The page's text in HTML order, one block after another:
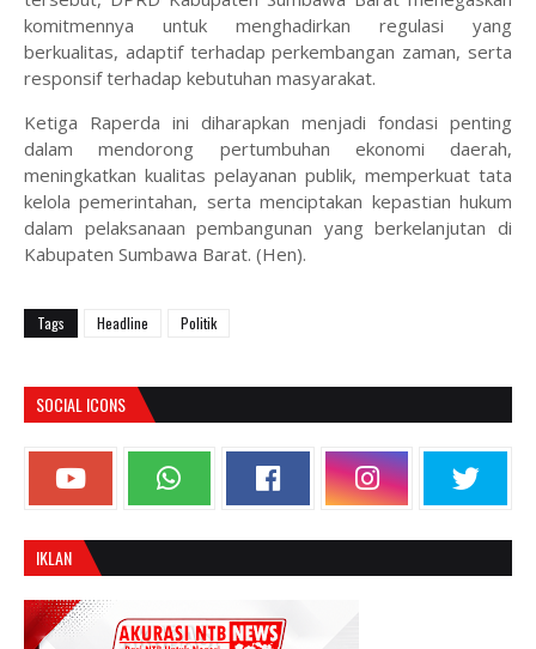
komitmennya untuk menghadirkan regulasi yang
berkualitas, adaptif terhadap perkembangan zaman, serta
responsif terhadap kebutuhan masyarakat.
Ketiga Raperda ini diharapkan menjadi fondasi penting
dalam mendorong pertumbuhan ekonomi daerah,
meningkatkan kualitas pelayanan publik, memperkuat tata
kelola pemerintahan, serta menciptakan kepastian hukum
dalam pelaksanaan pembangunan yang berkelanjutan di
Kabupaten Sumbawa Barat. (Hen).
Tags Headline Politik
SOCIAL ICONS
IKLAN